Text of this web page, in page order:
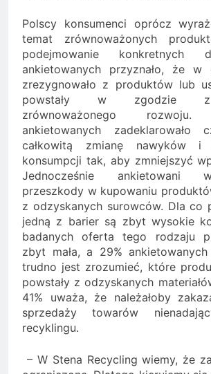
Polscy konsumenci oprócz
temat zrównoważonych
podejmowanie konkretnych
ankietowanych przyznało, że w
zrezygnowało z produktów lub
powstały w zgodzie z
zrównoważonego
ankietowanych zadeklarowało
całkowitą zmianę nawyków i
konsumpcji tak, aby zmniejszyć
Jednocześnie ankietowani
przeszkody w kupowaniu
z odzyskanych surowców. Dla co
jedną z barier są zbyt wysokie
badanych oferta tego rodzaju
zbyt mała, a 29%
trudno jest zrozumieć, które
powstały z odzyskanych
41% uważa, że należałoby
sprzedaży towarów
recyklingu.
– W Stena Recycling wiemy, że